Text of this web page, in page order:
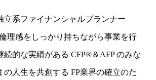
立系ファイナンシャルプランナー
倫理感をしっかり持ちながら事業を行
続的な実績がある CFP®＆AFP のみな
の人生を共創する FP業界の確立のた